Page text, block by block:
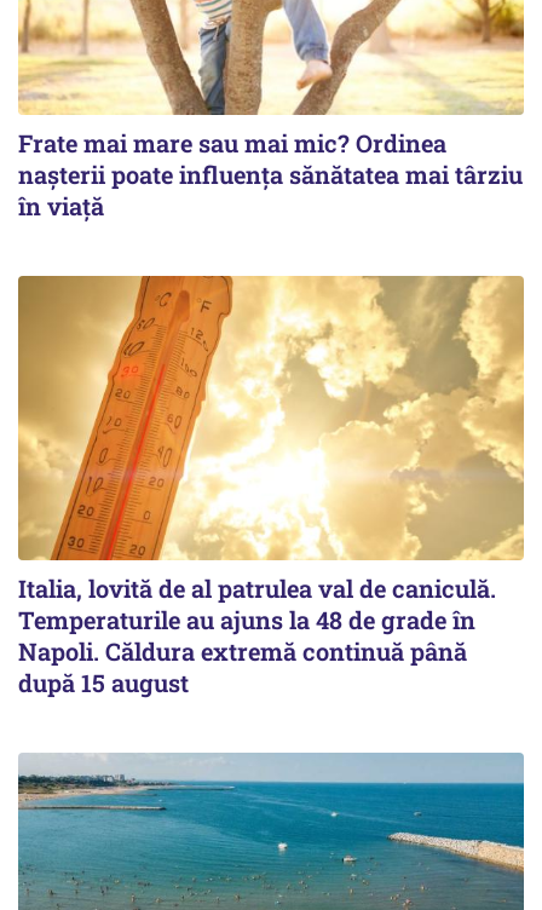
Frate mai mare sau mai mic? Ordinea
nașterii poate influența sănătatea mai târziu
în viață
Italia, lovită de al patrulea val de caniculă.
Temperaturile au ajuns la 48 de grade în
Napoli. Căldura extremă continuă până
după 15 august